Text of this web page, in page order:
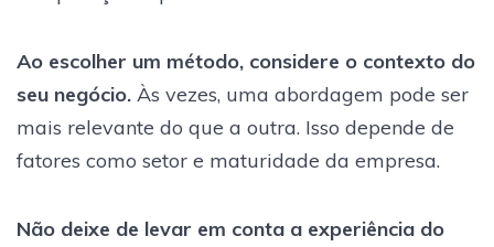
Ao escolher um método, considere o contexto do
seu negócio. Às vezes, uma abordagem pode ser
mais relevante do que a outra. Isso depende de
fatores como setor e maturidade da empresa.
Não deixe de levar em conta a experiência do